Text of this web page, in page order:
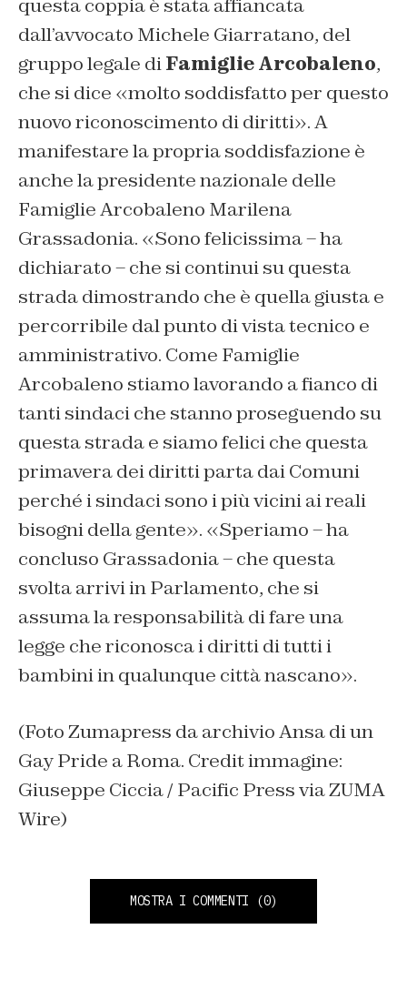
questa coppia è stata affiancata
dall’avvocato Michele Giarratano, del
gruppo legale diFamiglie Arcobaleno,
che si dice «molto soddisfatto per questo
nuovo riconoscimento di diritti». A
manifestare la propria soddisfazione è
anche la presidente nazionale delle
Famiglie Arcobaleno Marilena
Grassadonia. «Sono felicissima – ha
dichiarato – che si continui su questa
strada dimostrando che è quella giusta e
percorribile dal punto di vista tecnico e
amministrativo. Come Famiglie
Arcobaleno stiamo lavorando a fianco di
tanti sindaci che stanno proseguendo su
questa strada e siamo felici che questa
primavera dei diritti parta dai Comuni
perché i sindaci sono i più vicini ai reali
bisogni della gente». «Speriamo – ha
concluso Grassadonia – che questa
svolta arrivi in Parlamento, che si
assuma la responsabilità di fare una
legge che riconosca i diritti di tutti i
bambini in qualunque città nascano».
(Foto Zumapress da archivio Ansa di un
Gay Pride a Roma. Credit immagine:
Giuseppe Ciccia / Pacific Press via ZUMA
Wire)
MOSTRA I COMMENTI (0)